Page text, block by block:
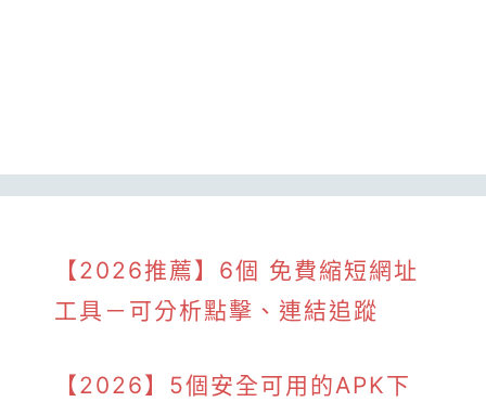
【2026推薦】6個 免費縮短網址
工具－可分析點擊、連結追蹤
【2026】5個安全可用的APK下